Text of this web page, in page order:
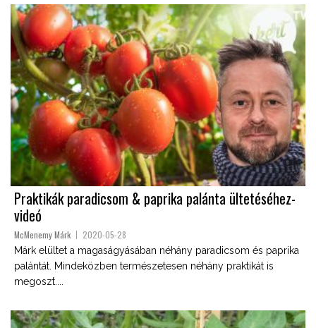
Praktikák paradicsom & paprika palánta ültetéséhez-
videó
McMenemy Márk 2020-05-28
Márk elültet a magaságyásában néhány paradicsom és paprika
palántát. Mindeközben természetesen néhány praktikát is
megoszt....